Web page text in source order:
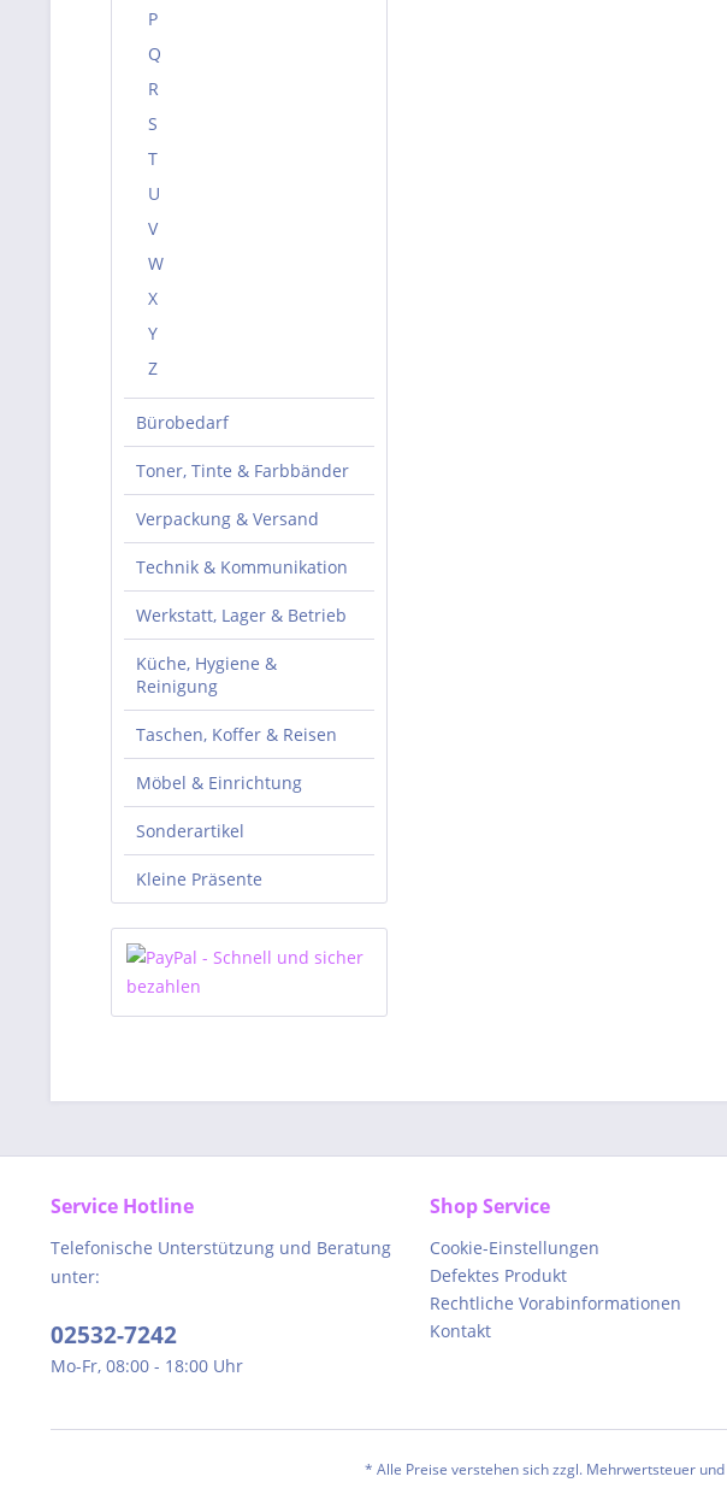
P
Q
R
S
T
U
V
W
X
Y
Z
Bürobedarf
Toner, Tinte & Farbbänder
Verpackung & Versand
Technik & Kommunikation
Werkstatt, Lager & Betrieb
Küche, Hygiene &
Reinigung
Taschen, Koffer & Reisen
Möbel & Einrichtung
Sonderartikel
Kleine Präsente
Service Hotline
Telefonische Unterstützung und Beratung
unter:
02532-7242
Mo-Fr, 08:00 - 18:00 Uhr
Shop Service
Cookie-Einstellungen
Defektes Produkt
Rechtliche Vorabinformationen
Kontakt
* Alle Preise verstehen sich zzgl. Mehrwertsteuer und